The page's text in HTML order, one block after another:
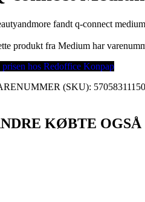
fandt q-connect
produkt fra Medium har
prisen hos Redoffice Konpap
(SKU):
KØBTE OGSÅ